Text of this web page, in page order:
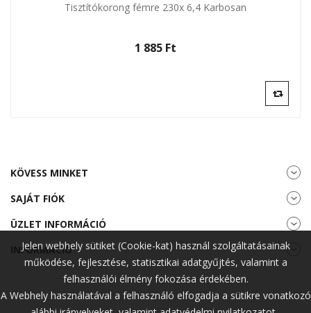
Tisztítókorong fémre 230x 6,4 Karbosan
1 885 Ft‎
KÖVESS MINKET
SAJÁT FIÓK
ÜZLET INFORMÁCIÓ
INFORMÁCIÓ
Jelen webhely sütiket (Cookie-kat) használ szolgáltatásainak
működése, fejlesztése, statisztikai adatgyűjtés, valamint a
felhasználói élmény fokozása érdekében.
A Webhely használatával a felhasználó elfogadja a sütikre vonatkozó